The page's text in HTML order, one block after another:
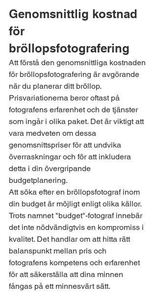
Genomsnittlig kostnad
för
bröllopsfotografering
Att förstå den genomsnittliga kostnaden
för bröllopsfotografering är avgörande
när du planerar ditt bröllop.
Prisvariationerna beror oftast på
fotografens erfarenhet och de tjänster
som ingår i olika paket. Det är viktigt att
vara medveten om dessa
genomsnittspriser för att undvika
överraskningar och för att inkludera
detta i din övergripande
budgetplanering.
Att söka efter en bröllopsfotograf inom
din budget är möjligt enligt olika källor.
Trots namnet "budget"-fotograf innebär
det inte nödvändigtvis en kompromiss i
kvalitet. Det handlar om att hitta rätt
balanspunkt mellan pris och
fotografens kompetens och erfarenhet
för att säkerställa att dina minnen
fångas på ett minnesvärt sätt.